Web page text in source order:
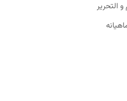
و التحریر